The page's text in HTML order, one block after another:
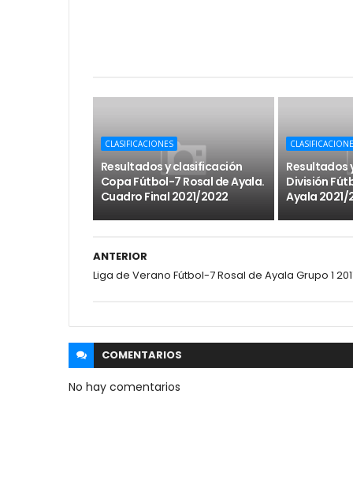
CLASIFICACIONES
Resultados y clasificación
Copa Fútbol-7 Rosal de Ayala.
Cuadro Final 2021/2022
Resultados
División
Ayala 2021/
ANTERIOR
Liga de Verano Fútbol-7 Rosal de Ayala Grupo 1
COMENTARIOS
No hay comentarios